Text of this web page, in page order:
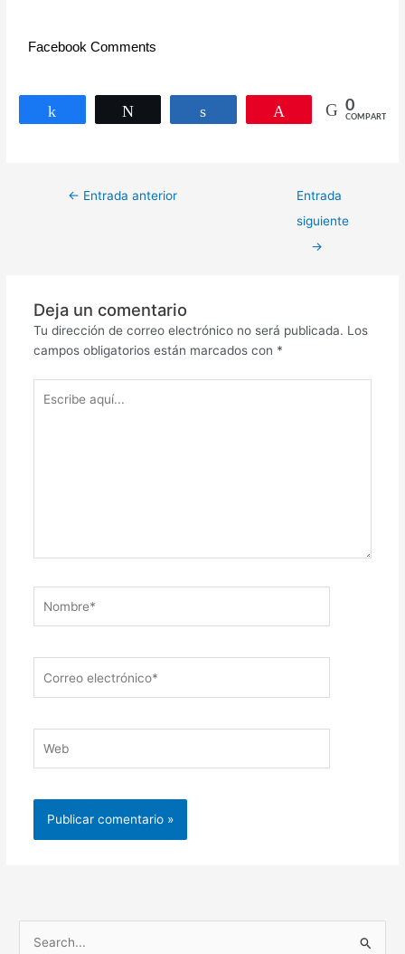
Facebook Comments
Compartir Compartir 0
COMPARTIR
← Entrada anterior
Entrada
siguiente
→
Deja un comentario
Tu dirección de correo electrónico no será publicada. Los
campos obligatorios están marcados con *
aquí...
electrónico*